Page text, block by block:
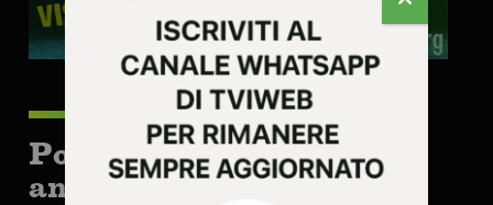
Potrebbe interessarti
anche: